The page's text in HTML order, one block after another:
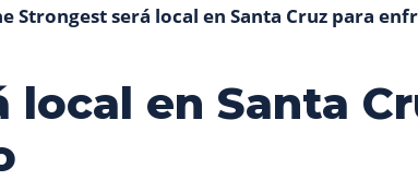
Strongest será local en Santa Cruz para
local en Santa